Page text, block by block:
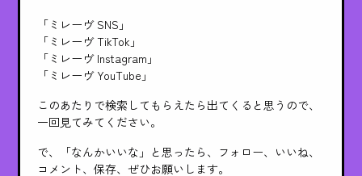
「ミレーヴ SNS」
「ミレーヴ TikTok」
「ミレーヴ Instagram」
「ミレーヴ YouTube」
このあたりで検索してもらえたら出てくると思うので、
一回見てみてください。
で、「なんかいいな」と思ったら、フォロー、いいね、
コメント、保存、ぜひお願いします。